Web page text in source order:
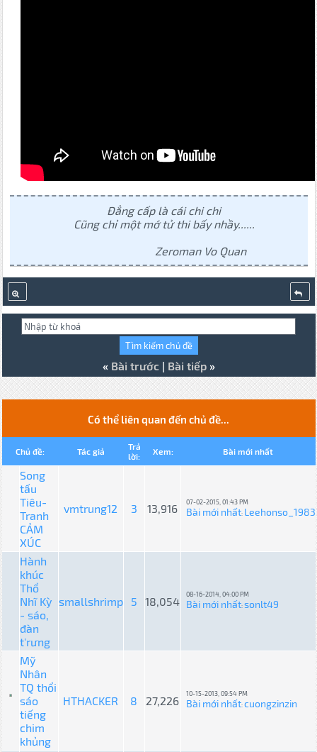
Đẳng cấp là cái chi chi
Cũng chỉ một mớ tử thi bấy nhầy......
Zeroman Vo Quan
« Bài trước| Bài tiếp»
Có thể liên quan đến chủ đề...
Chủ đề: Tác giả
Trả
lời:
Xem: Bài mới nhất
Song
tấu
Tiêu-
Tranh
CẢM
XÚC
vmtrung12 3 13,916 07-02-2015, 01:43 PM
Bài mới nhất: Leehonso_1983
Hành
khúc
Thổ
Nhĩ Kỳ
- sáo,
đàn
t'rưng
smallshrimp 5 18,054
08-16-2014, 04:00 PM
Bài mới nhất:sonlt49
Mỹ
Nhân
TQ thổi
sáo
tiếng
chim
khủng
HTHACKER 8 27,226
10-15-2013, 09:54 PM
Bài mới nhất:cuongzinzin